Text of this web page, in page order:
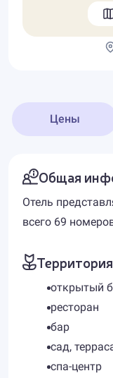
Цены
Общая
Отель
всего 69
Территория
открытый
ресторан
бар
сад,
спа-центр